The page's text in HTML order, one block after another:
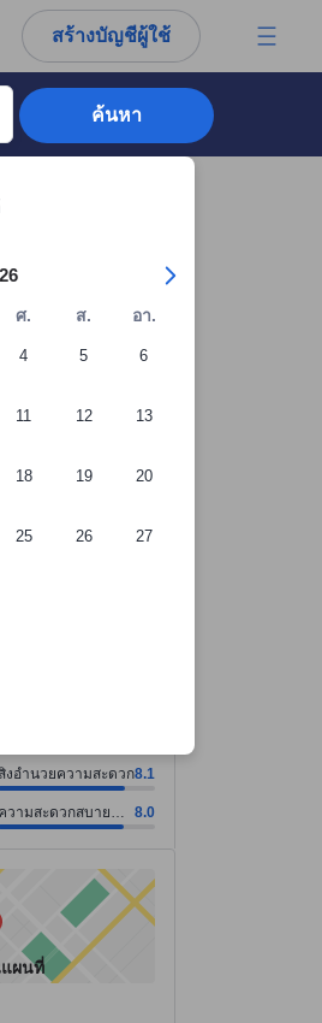
สร้างบัญชีผู้ใช้
เพื่อเลือกวันเช็คอินดังกล่าว ทำซ้ำขั้นตอ
ศ. ส. อา.
4 5 6
11 12 13
18 19 20
25 26 27
ค้นหา
งอำนวยความสะดวก8.1
ความสะดวกสบาย
องห้องพัก
8.0
ผนที่
ง